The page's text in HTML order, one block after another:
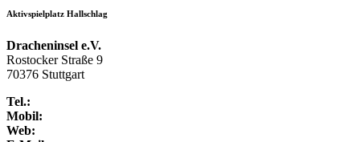
Aktivspielplatz Hallschlag
Dracheninsel e.V.
Rostocker Straße 9
70376 Stuttgart
Tel.:
Mobil:
Web: